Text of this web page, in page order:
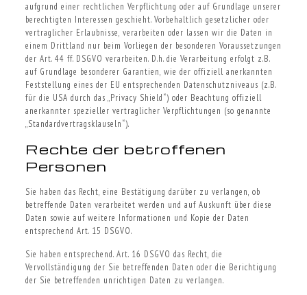
aufgrund einer rechtlichen Verpflichtung oder auf Grundlage unserer
berechtigten Interessen geschieht. Vorbehaltlich gesetzlicher oder
vertraglicher Erlaubnisse, verarbeiten oder lassen wir die Daten in
einem Drittland nur beim Vorliegen der besonderen Voraussetzungen
der Art. 44 ff. DSGVO verarbeiten. D.h. die Verarbeitung erfolgt z.B.
auf Grundlage besonderer Garantien, wie der offiziell anerkannten
Feststellung eines der EU entsprechenden Datenschutzniveaus (z.B.
für die USA durch das „Privacy Shield“) oder Beachtung offiziell
anerkannter spezieller vertraglicher Verpflichtungen (so genannte
„Standardvertragsklauseln“).
Rechte der betroffenen
Personen
Sie haben das Recht, eine Bestätigung darüber zu verlangen, ob
betreffende Daten verarbeitet werden und auf Auskunft über diese
Daten sowie auf weitere Informationen und Kopie der Daten
entsprechend Art. 15 DSGVO.
Sie haben entsprechend. Art. 16 DSGVO das Recht, die
Vervollständigung der Sie betreffenden Daten oder die Berichtigung
der Sie betreffenden unrichtigen Daten zu verlangen.